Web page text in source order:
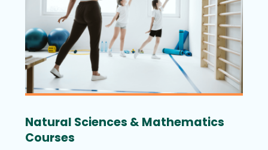
Natural Sciences & Mathematics
Courses